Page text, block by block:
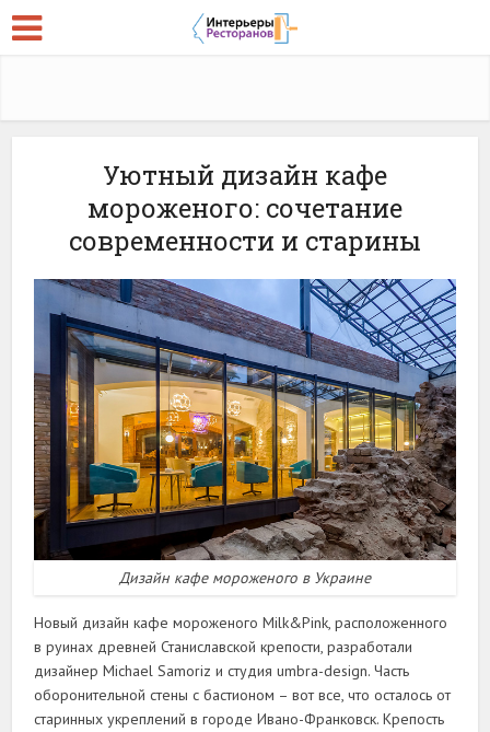
Уютный дизайн кафе
мороженого: сочетание
современности и старины
Дизайн кафе мороженого в Украине
Новый дизайн кафе мороженого Milk&Pink, расположенного
в руинах древней Станиславской крепости, разработали
дизайнер Michael Samoriz и студия umbra-design. Часть
оборонительной стены с бастионом – вот все, что осталось от
старинных укреплений в городе Ивано-Франковск. Крепость